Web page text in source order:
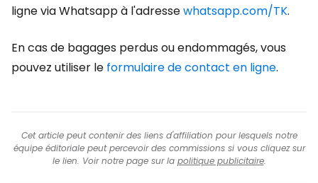
ligne via Whatsapp à l'adressewhatsapp.com/TK.
En cas de bagages perdus ou endommagés, vous
pouvez utiliser le formulaire de contact en ligne.
Cet article peut contenir des liens d'affiliation pour lesquels notre
équipe éditoriale peut percevoir des commissions si vous cliquez sur
le lien. Voir notre page sur la politique publicitaire.